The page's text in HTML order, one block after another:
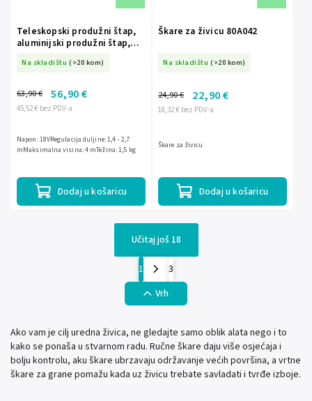
Teleskopski produžni štap,
aluminijski produžni štap,
produžni štap za pilu i škare,
Na skladištu (>20 kom)
45,52 € bez PDV-a
63,90 € 56,90 €
Dodaj u košaricu
Napon: 18VRegulacija duljine: 1,4 - 2,7
mMaksimalna visina: 4 mTežina: 1,5 kg
Škare za živicu 80A042
Na skladištu (>20 kom)
18,32 € bez PDV-a
24,90 € 22,90 €
Dodaj u košaricu
Škare za živicu
Učitaj još 18
1
3
Vrh
Ako vam je cilj uredna živica, ne gledajte samo oblik alata nego i to
kako se ponaša u stvarnom radu. Ručne škare daju više osjećaja i
bolju kontrolu, aku škare ubrzavaju održavanje većih površina, a vrtne
škare za grane pomažu kada uz živicu trebate savladati i tvrđe izboje.